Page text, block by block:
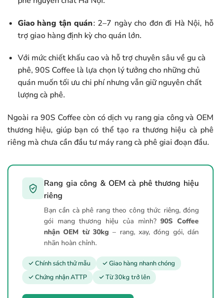
Giao hàng tận quán: 2–7 ngày cho đơn đi Hà Nội, hỗ
trợ giao hàng định kỳ cho quán lớn.
Với mức chiết khấu cao và hỗ trợ chuyên sâu về gu cà
phê, 90S Coffee là lựa chọn lý tưởng cho những chủ
quán muốn tối ưu chi phí nhưng vẫn giữ nguyên chất
lượng cà phê.
Ngoài ra 90S Coffee còn có dịch vụ rang gia công và OEM
thương hiệu, giúp bạn có thể tạo ra thương hiệu cà phê
riêng mà chưa cần đầu tư máy rang cà phê giai đoạn đầu.
Rang gia công & OEM cà phê thương hiệu
riêng
Bạn cần cà phê rang theo công thức riêng, đóng
gói mang thương hiệu của mình?90S Coffee
nhận OEM từ 30kg – rang, xay, đóng gói, dán
nhãn hoàn chỉnh.
✓ Chính sách thử mẫu
✓ Giao hàng nhanh chóng
✓ Chứng nhận ATTP
✓ Từ 30kg trở lên